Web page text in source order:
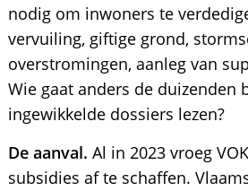
nodig om inwoners te
vervuiling, giftige grond,
overstromingen, aanleg van
Wie gaat anders de duizenden
ingewikkelde dossiers lezen?
De aanval. Al in 2023 vroeg
subsidies af te schaffen.